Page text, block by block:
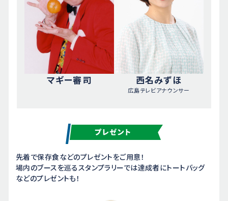
マギー審司 西名みずほ
広島テレビアナウンサー
先着で保存食などのプレゼントをご用意！
場内のブースを巡るスタンプラリーでは達成者にトートバッグ
などのプレゼントも！